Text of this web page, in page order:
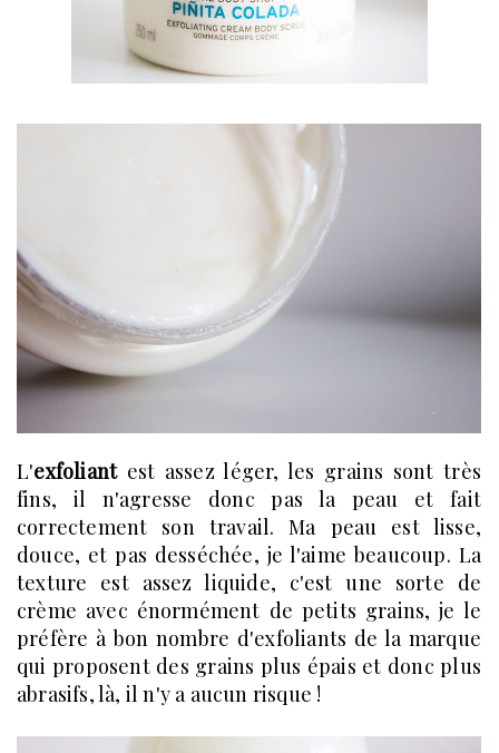
L'exfoliant est assez léger, les grains sont très
fins, il n'agresse donc pas la peau et fait
correctement son travail. Ma peau est lisse,
douce, et pas desséchée, je l'aime beaucoup. La
texture est assez liquide, c'est une sorte de
crème avec énormément de petits grains, je le
préfère à bon nombre d'exfoliants de la marque
qui proposent des grains plus épais et donc plus
abrasifs, là, il n'y a aucun risque !